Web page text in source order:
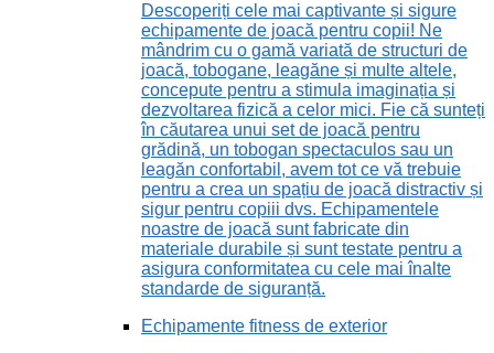
Descoperiți cele mai captivante și sigure
echipamente de joacă pentru copii! Ne
mândrim cu o gamă variată de structuri de
joacă, tobogane, leagăne și multe altele,
concepute pentru a stimula imaginația și
dezvoltarea fizică a celor mici. Fie că sunteți
în căutarea unui set de joacă pentru
grădină, un tobogan spectaculos sau un
leagăn confortabil, avem tot ce vă trebuie
pentru a crea un spațiu de joacă distractiv și
sigur pentru copiii dvs. Echipamentele
noastre de joacă sunt fabricate din
materiale durabile și sunt testate pentru a
asigura conformitatea cu cele mai înalte
standarde de siguranță.
Echipamente fitness de exterior